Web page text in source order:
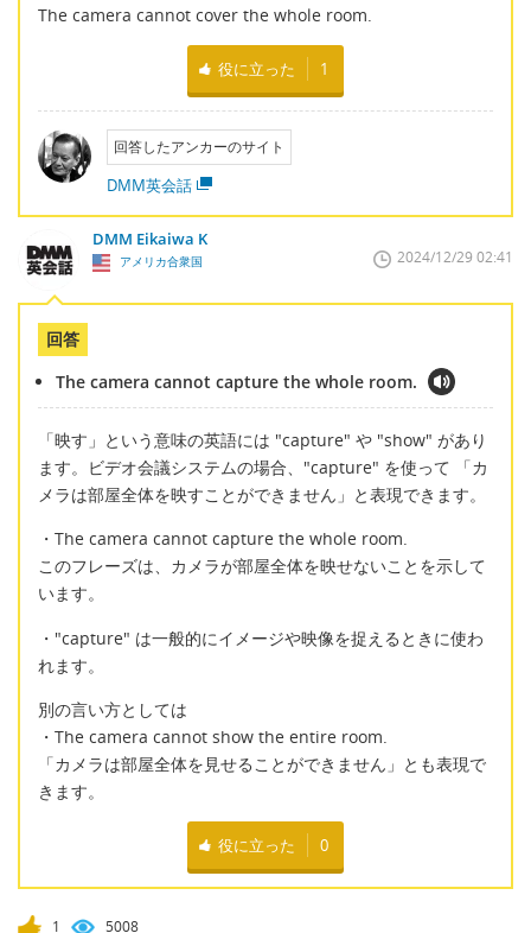
The camera cannot cover the whole room.
役に立った 1
回答したアンカーのサイト
DMM英会話
DMM Eikaiwa K
アメリカ合衆国 2024/12/29 02:41
回答
The camera cannot capture the whole room.
「映す」という意味の英語には "capture" や "show" があり
ます。ビデオ会議システムの場合、"capture" を使って 「カ
メラは部屋全体を映すことができません」と表現できます。
・The camera cannot capture the whole room.
このフレーズは、カメラが部屋全体を映せないことを示して
います。
・"capture" は一般的にイメージや映像を捉えるときに使わ
れます。
別の言い方としては
・The camera cannot show the entire room.
「カメラは部屋全体を見せることができません」とも表現で
きます。
役に立った 0
1 5008